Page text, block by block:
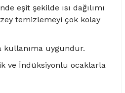
eşit şekilde ısı dağılımı
temizlemeyi çok kolay
kullanıma uygundur.
ve İndüksiyonlu ocaklarla